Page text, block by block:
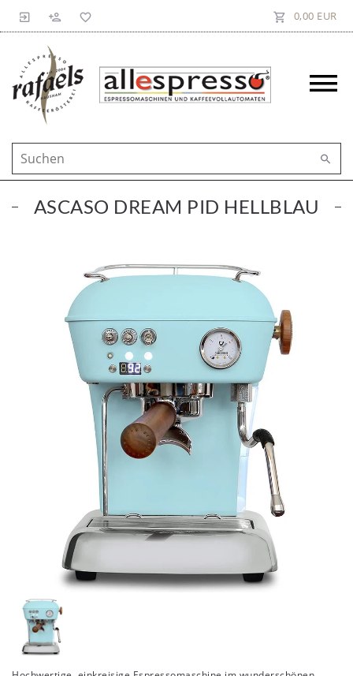
0,00 EUR
ASCASO DREAM PID HELLBLAU